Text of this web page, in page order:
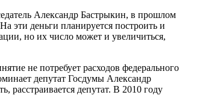
Александр Бастрыкин, в прошлом
деньги планируется построить и
но их число может и увеличиться,
не потребует расходов федерального
депутат Госдумы Александр
депутат. В 2010 году